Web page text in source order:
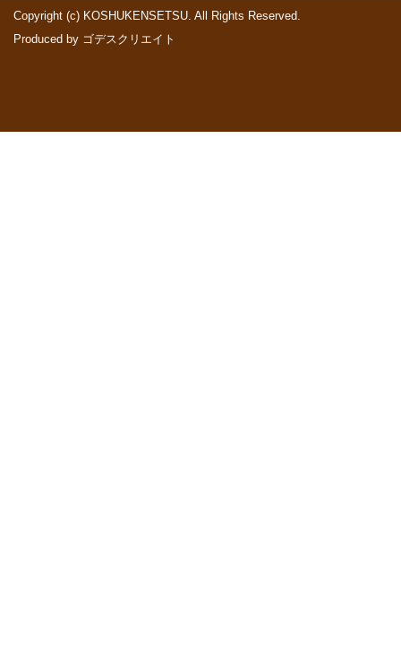
Copyright (c) KOSHUKENSETSU. All Rights Reserved.
Produced by ゴデスクリエイト